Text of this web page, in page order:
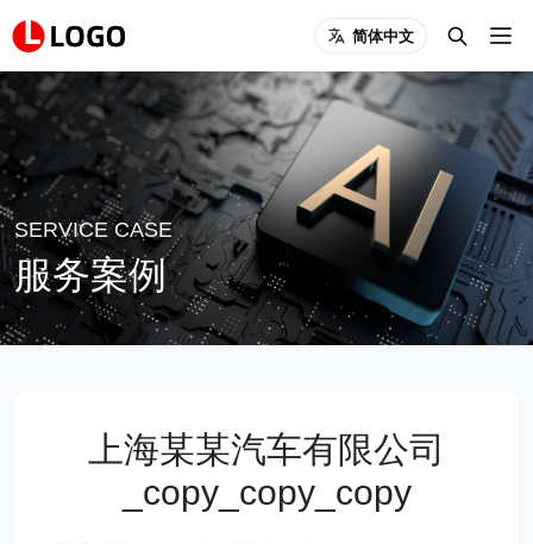
简体中文
SERVICE CASE
服务案例
上海某某汽车有限公司
_copy_copy_copy